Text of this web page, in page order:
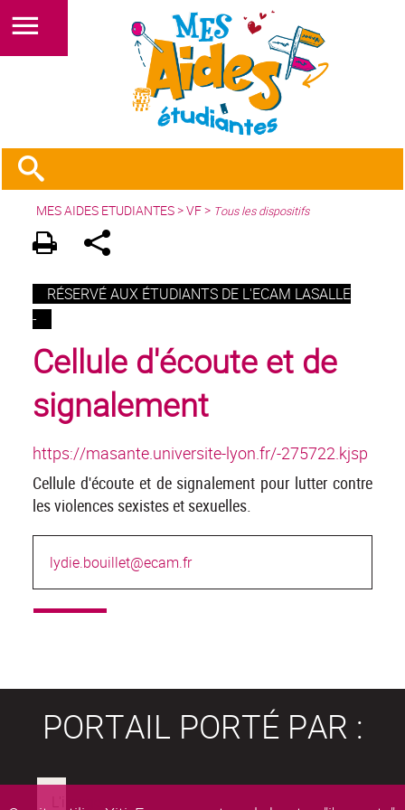
MES AIDES ETUDIANTES>VF> Tous les dispositifs
RÉSERVÉ AUX ÉTUDIANTS DE L'ECAM LASALLE
-
Cellule d'écoute et de
signalement
https://masante.universite-lyon.fr/-275722.kjsp
Cellule d'écoute et de signalement pour lutter contre
les violences sexistes et sexuelles.
lydie.bouillet@ecam.fr
PORTAIL PORTÉ PAR :